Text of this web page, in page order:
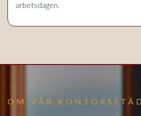
arbetsdagen.
OM VÅR